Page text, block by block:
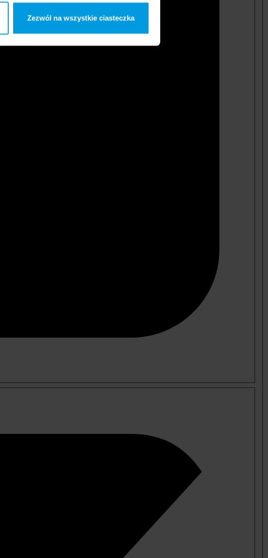
Zezwól na wszystkie ciasteczka